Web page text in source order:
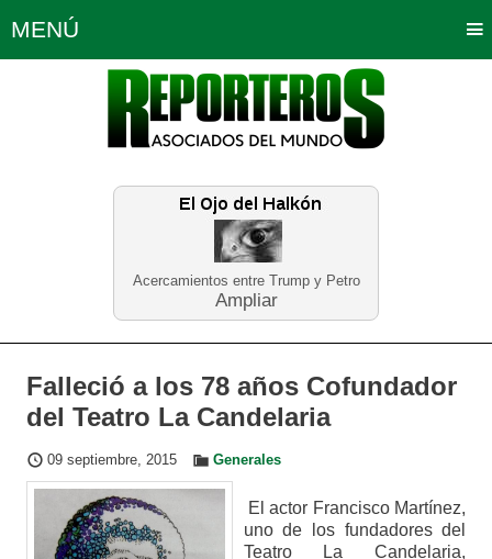
Acercamientos entre Trump y Petro
Ampliar
MENÚ
Política Opinión Bogotá
Planeta Tierra Deportes
Educación Neira
Falleció a los 78 años Cofundador
del Teatro La Candelaria
09 septiembre, 2015 Generales
El actor Francisco Martínez,
uno de los fundadores del
Teatro La Candelaria,